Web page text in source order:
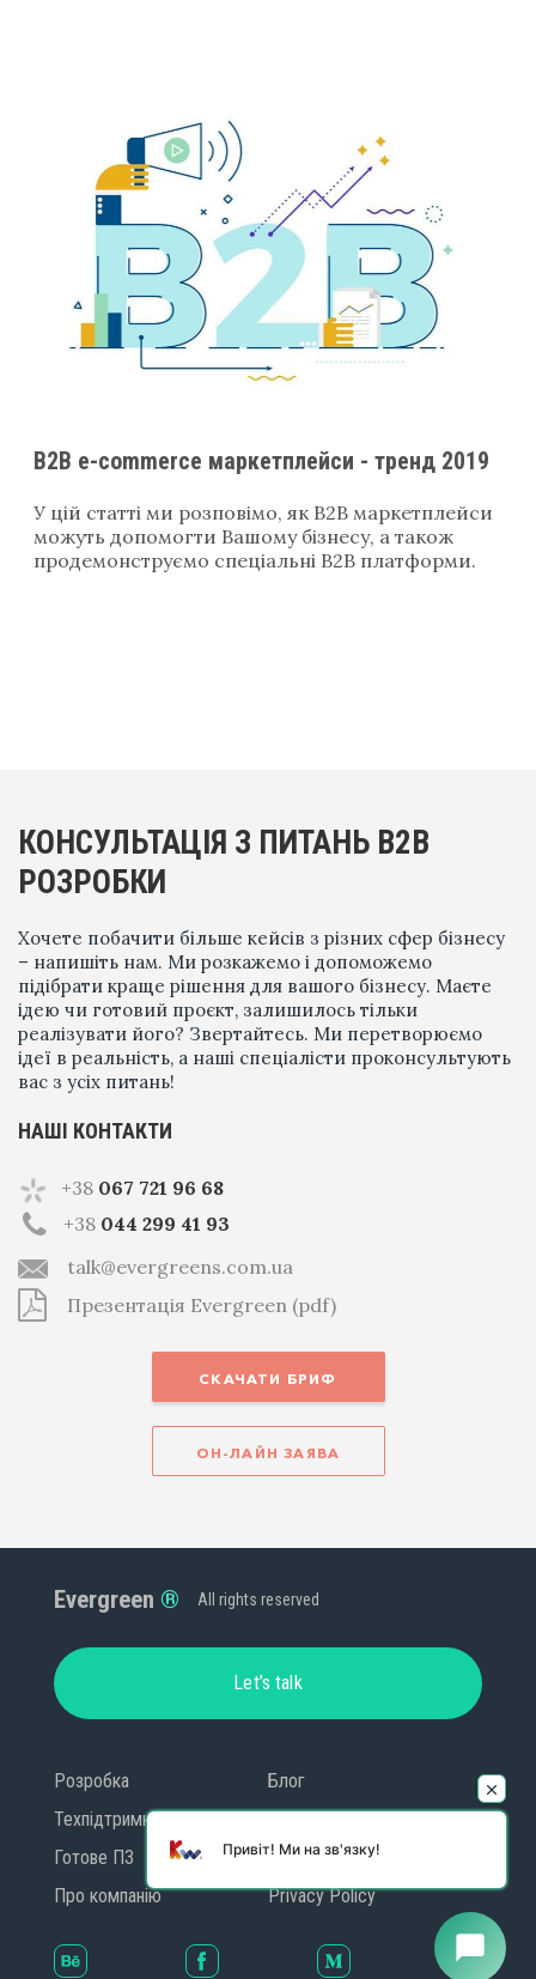
B2B e-commerce маркетплейси - тренд 2019
У цій статті ми розповімо, як В2В маркетплейси
можуть допомогти Вашому бізнесу, а також
продемонструємо спеціальні В2В платформи.
КОНСУЛЬТАЦІЯ З ПИТАНЬ B2B
РОЗРОБКИ
Хочете побачити більше кейсів з різних сфер бізнесу
– напишіть нам. Ми розкажемо і допоможемо
підібрати краще рішення для вашого бізнесу. Маєте
ідею чи готовий проєкт, залишилось тільки
реалізувати його? Звертайтесь. Ми перетворюємо
ідеї в реальність, а наші спеціалісти проконсультують
вас з усіх питань!
НАШІ КОНТАКТИ
+38 067 721 96 68
+38 044 299 41 93
talk@evergreens.com.ua
Презентація Evergreen (pdf)
СКАЧАТИ БРИФ
ОН-ЛАЙН ЗАЯВА
Evergreen All rights reserved
Let’s talk
Розробка
Техпідтримка
Готове ПЗ
Про компанію
Блог
Контакти
GDPR
Privacy Policy
Привіт! Ми на зв'язку!
chat_bubble